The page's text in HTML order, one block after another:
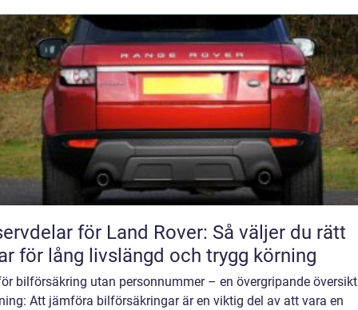
för Land Rover: Så väljer du rätt
för lång livslängd och trygg körning
bilförsäkring utan personnummer – en övergripande översikt
Att jämföra bilförsäkringar är en viktig del av att vara en